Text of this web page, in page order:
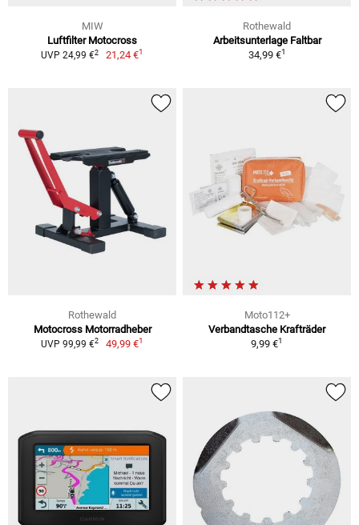
MIW
Luftfilter Motocross
UVP 24,99 €2 21,24 €1
Rothewald
Arbeitsunterlage Faltbar
34,99 €1
Rothewald
Motocross Motorradheber
UVP 99,99 €2 49,99 €1
Moto112+
Verbandtasche Krafträder
9,99 €1